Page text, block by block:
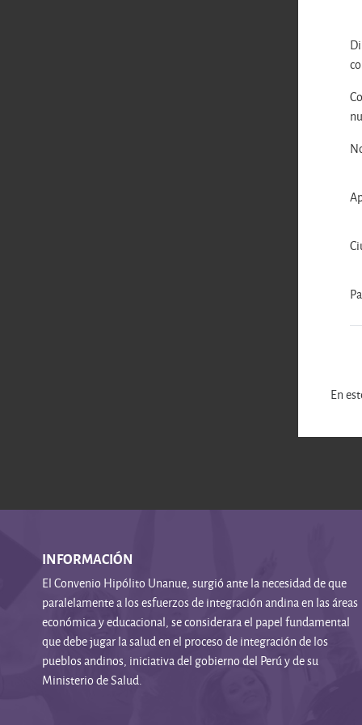
En
INFORMACIÓN
El Convenio Hipólito Unanue, surgió ante la necesidad de que
paralelamente a los esfuerzos de integración andina en las áreas
económica y educacional, se considerara el papel fundamental
que debe jugar la salud en el proceso de integración de los
pueblos andinos, iniciativa del gobierno del Perú y de su
Ministerio de Salud.